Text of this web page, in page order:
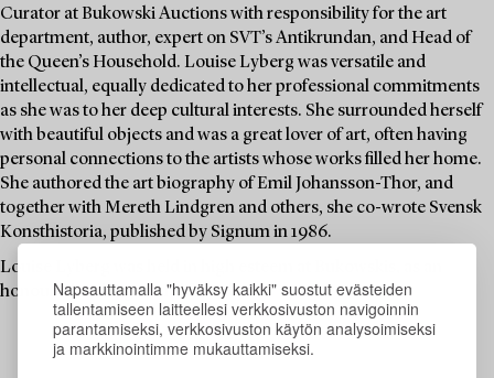
Napsauttamalla "hyväksy kaikki" suostut evästeiden
tallentamiseen laitteellesi verkkosivuston navigoinnin
parantamiseksi, verkkosivuston käytön analysoimiseksi
ja markkinointimme mukauttamiseksi.
Curator at Bukowski Auctions with responsibility for the art
department, author, expert on SVT’s Antikrundan, and Head of
the Queen’s Household. Louise Lyberg was versatile and
intellectual, equally dedicated to her professional commitments
as she was to her deep cultural interests. She surrounded herself
with beautiful objects and was a great lover of art, often having
personal connections to the artists whose works filled her home.
She authored the art biography of Emil Johansson-Thor, and
together with Mereth Lindgren and others, she co-wrote Svensk
Konsthistoria, published by Signum in 1986.
Louise Lyberg was held in high esteem at Bukowskis, as an
honoured colleague and friend.